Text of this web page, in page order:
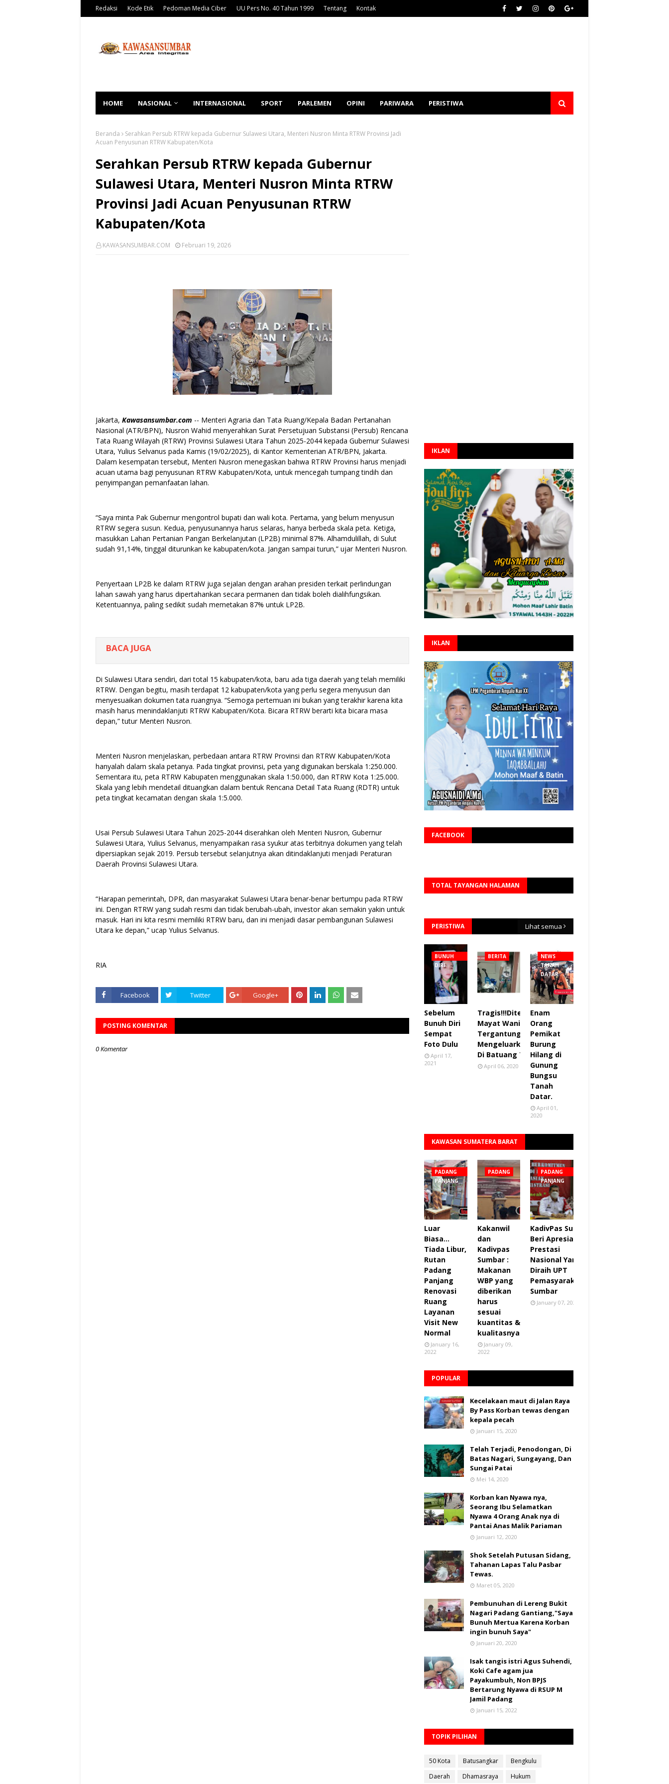
Redaksi Kode Etik Pedoman Media Ciber UU Pers No. 40 Tahun 1999 Tentang Kontak
HOME NASIONAL INTERNASIONAL SPORT PARLEMEN OPINI PARIWARA PERISTIWA
Beranda
Serahkan Persub RTRW kepada Gubernur Sulawesi Utara, Menteri Nusron Minta RTRW Provinsi Jadi
Acuan Penyusunan RTRW Kabupaten/Kota
Serahkan Persub RTRW kepada Gubernur
Sulawesi Utara, Menteri Nusron Minta RTRW
Provinsi Jadi Acuan Penyusunan RTRW
Kabupaten/Kota
KAWASANSUMBAR.COM Februari 19, 2026
Jakarta, Kawasansumbar.com -- Menteri Agraria dan Tata Ruang/Kepala Badan Pertanahan
Nasional (ATR/BPN), Nusron Wahid menyerahkan Surat Persetujuan Substansi (Persub) Rencana
Tata Ruang Wilayah (RTRW) Provinsi Sulawesi Utara Tahun 2025-2044 kepada Gubernur Sulawesi
Utara, Yulius Selvanus pada Kamis (19/02/2025), di Kantor Kementerian ATR/BPN, Jakarta.
Dalam kesempatan tersebut, Menteri Nusron menegaskan bahwa RTRW Provinsi harus menjadi
acuan utama bagi penyusunan RTRW Kabupaten/Kota, untuk mencegah tumpang tindih dan
penyimpangan pemanfaatan lahan.
“Saya minta Pak Gubernur mengontrol bupati dan wali kota. Pertama, yang belum menyusun
RTRW segera susun. Kedua, penyusunannya harus selaras, hanya berbeda skala peta. Ketiga,
masukkan Lahan Pertanian Pangan Berkelanjutan (LP2B) minimal 87%. Alhamdulillah, di Sulut
sudah 91,14%, tinggal diturunkan ke kabupaten/kota. Jangan sampai turun,” ujar Menteri Nusron.
Penyertaan LP2B ke dalam RTRW juga sejalan dengan arahan presiden terkait perlindungan
lahan sawah yang harus dipertahankan secara permanen dan tidak boleh dialihfungsikan.
Ketentuannya, paling sedikit sudah memetakan 87% untuk LP2B.
BACA JUGA
Di Sulawesi Utara sendiri, dari total 15 kabupaten/kota, baru ada tiga daerah yang telah memiliki
RTRW. Dengan begitu, masih terdapat 12 kabupaten/kota yang perlu segera menyusun dan
menyesuaikan dokumen tata ruangnya. “Semoga pertemuan ini bukan yang terakhir karena kita
masih harus menindaklanjuti RTRW Kabupaten/Kota. Bicara RTRW berarti kita bicara masa
depan,” tutur Menteri Nusron.
Menteri Nusron menjelaskan, perbedaan antara RTRW Provinsi dan RTRW Kabupaten/Kota
hanyalah dalam skala petanya. Pada tingkat provinsi, peta yang digunakan berskala 1:250.000.
Sementara itu, peta RTRW Kabupaten menggunakan skala 1:50.000, dan RTRW Kota 1:25.000.
Skala yang lebih mendetail dituangkan dalam bentuk Rencana Detail Tata Ruang (RDTR) untuk
peta tingkat kecamatan dengan skala 1:5.000.
Usai Persub Sulawesi Utara Tahun 2025-2044 diserahkan oleh Menteri Nusron, Gubernur
Sulawesi Utara, Yulius Selvanus, menyampaikan rasa syukur atas terbitnya dokumen yang telah
dipersiapkan sejak 2019. Persub tersebut selanjutnya akan ditindaklanjuti menjadi Peraturan
Daerah Provinsi Sulawesi Utara.
“Harapan pemerintah, DPR, dan masyarakat Sulawesi Utara benar-benar bertumpu pada RTRW
ini. Dengan RTRW yang sudah resmi dan tidak berubah-ubah, investor akan semakin yakin untuk
masuk. Hari ini kita resmi memiliki RTRW baru, dan ini menjadi dasar pembangunan Sulawesi
Utara ke depan,” ucap Yulius Selvanus.
RIA
Facebook Twitter Google+
POSTING KOMENTAR
0 Komentar
IKLAN
IKLAN
FACEBOOK
TOTAL TAYANGAN HALAMAN
PERISTIWA Lihat semua
BUNUH
DIRI
Sebelum
Bunuh Diri
Sempat
Foto Dulu
April 17,
2021
BERITA
Tragis!!!Ditemukan
Mayat Wanita
Tergantung sudah
Mengeluarkan Bau
Di Batuang Taba.
April 06, 2020
NEWS
TANAH
DATAR
Enam
Orang
Pemikat
Burung
Hilang di
Gunung
Bungsu
Tanah
Datar.
April 01,
2020
KAWASAN SUMATERA BARAT
Lihat semua
PADANG
PANJANG
Luar
Biasa...
Tiada Libur,
Rutan
Padang
Panjang
Renovasi
Ruang
Layanan
Visit New
Normal
January 16,
2022
PADANG
Kakanwil
dan
Kadivpas
Sumbar :
Makanan
WBP yang
diberikan
harus
sesuai
kuantitas &
kualitasnya
January 09,
2022
PADANG
PANJANG
KadivPas Sumbar
Beri Apresiasi 27
Prestasi
Nasional Yang
Diraih UPT
Pemasyarakatan
Sumbar
January 07, 2022
POPULAR
Kecelakaan maut di Jalan Raya
By Pass Korban tewas dengan
kepala pecah
Januari 15, 2020
Telah Terjadi, Penodongan, Di
Batas Nagari, Sungayang, Dan
Sungai Patai
Mei 14, 2020
Korban kan Nyawa nya,
Seorang Ibu Selamatkan
Nyawa 4 Orang Anak nya di
Pantai Anas Malik Pariaman
Januari 12, 2020
Shok Setelah Putusan Sidang,
Tahanan Lapas Talu Pasbar
Tewas.
Maret 05, 2020
Pembunuhan di Lereng Bukit
Nagari Padang Gantiang,"Saya
Bunuh Mertua Karena Korban
ingin bunuh Saya"
Januari 20, 2020
Isak tangis istri Agus Suhendi,
Koki Cafe agam jua
Payakumbuh, Non BPJS
Bertarung Nyawa di RSUP M
Jamil Padang
Januari 15, 2022
TOPIK PILIHAN
50 Kota Batusangkar
Bengkulu
Daerah
Dhamasraya Hukum